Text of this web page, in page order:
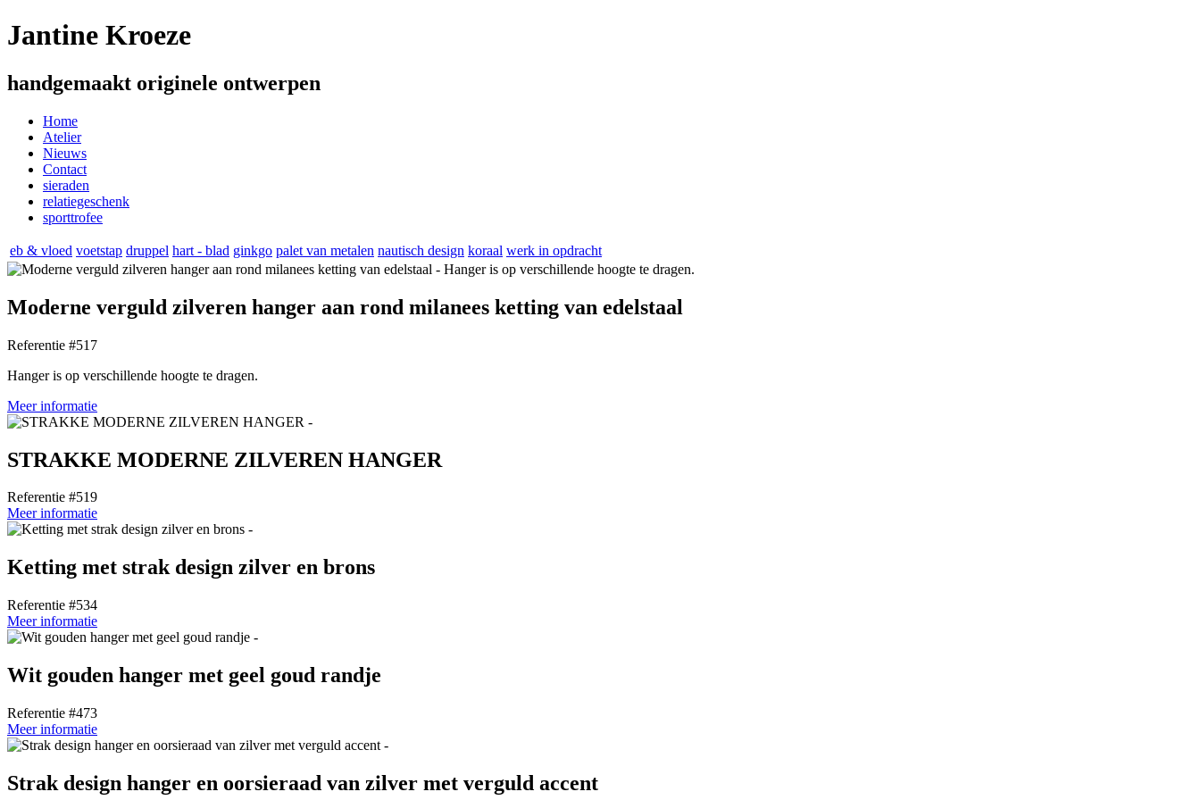
Jantine Kroeze
handgemaakt originele ontwerpen
Home
Atelier
Nieuws
Contact
sieraden
relatiegeschenk
sporttrofee
eb & vloed voetstap druppel hart - blad ginkgo palet van metalen nautisch design koraal werk in opdracht
Moderne verguld zilveren hanger aan rond milanees ketting van edelstaal
Referentie #517
Hanger is op verschillende hoogte te dragen.
Meer informatie
STRAKKE MODERNE ZILVEREN HANGER
Referentie #519
Meer informatie
Ketting met strak design zilver en brons
Referentie #534
Meer informatie
Wit gouden hanger met geel goud randje
Referentie #473
Meer informatie
Strak design hanger en oorsieraad van zilver met verguld accent